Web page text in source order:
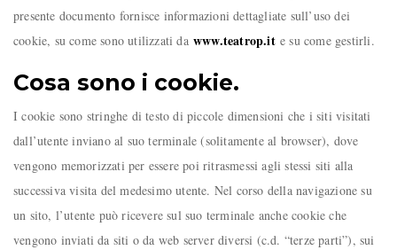
presente documento fornisce informazioni dettagliate sull’uso dei
cookie, su come sono utilizzati da www.teatrop.ite su come gestirli.
Cosa sono i cookie.
I cookie sono stringhe di testo di piccole dimensioni che i siti visitati
dall’utente inviano al suo terminale (solitamente al browser), dove
vengono memorizzati per essere poi ritrasmessi agli stessi siti alla
successiva visita del medesimo utente. Nel corso della navigazione su
un sito, l’utente può ricevere sul suo terminale anche cookie che
vengono inviati da siti o da web server diversi (c.d. “terze parti”), sui